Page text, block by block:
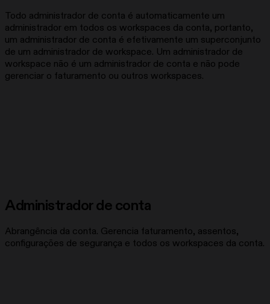
Todo administrador de conta é automaticamente um
administrador em todos os workspaces da conta, portanto,
um administrador de conta é efetivamente um superconjunto
de um administrador de workspace. Um administrador de
workspace não é um administrador de conta e não pode
gerenciar o faturamento ou outros workspaces.
Administrador de conta
Abrangência da conta. Gerencia faturamento, assentos,
configurações de segurança e todos os workspaces da conta.